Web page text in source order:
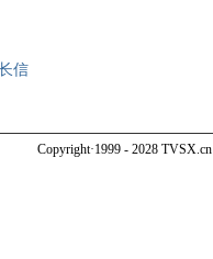
信
Copyright·1999 - 2028